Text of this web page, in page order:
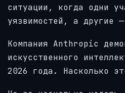
ситуации, когда одни
уязвимостей, а другие
Компания Anthropic
искусственного
2026 года. Насколько